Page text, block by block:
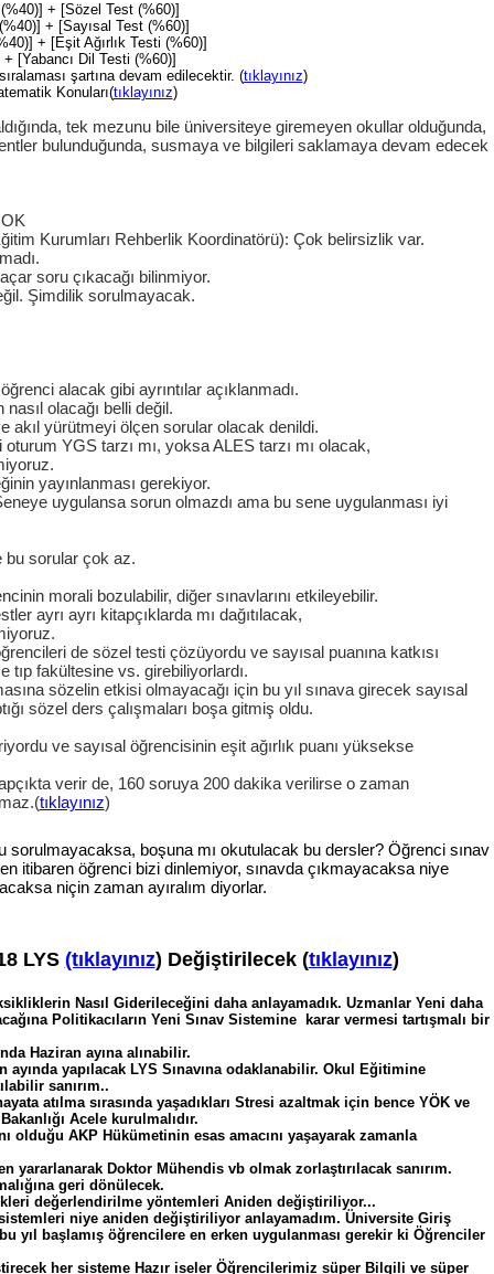
+ [Sözel Test (%60)]
+ [Sayısal Test (%60)]
+ [Eşit Ağırlık Testi (%60)]
[Yabancı Dil Testi (%60)]
şartına devam edilecektir. (tıklayınız)
Konuları(tıklayınız)
tek mezunu bile üniversiteye giremeyen okullar olduğunda,
bulunduğunda, susmaya ve bilgileri saklamaya devam edecek
Kurumları Rehberlik Koordinatörü): Çok belirsizlik var.
soru çıkacağı bilinmiyor.
Şimdilik sorulmayacak.
alacak gibi ayrıntılar açıklanmadı.
olacağı belli değil.
akıl yürütmeyi ölçen sorular olacak denildi.
oturum YGS tarzı mı, yoksa ALES tarzı mı olacak,
yayınlanması gerekiyor.
uygulansa sorun olmazdı ama bu sene uygulanması iyi
bu sorular çok az.
morali bozulabilir, diğer sınavlarını etkileyebilir.
ayrı ayrı kitapçıklarda mı dağıtılacak,
de sözel testi çözüyordu ve sayısal puanına katkısı
tıp fakültesine vs. girebiliyorlardı.
sözelin etkisi olmayacağı için bu yıl sınava girecek sayısal
sözel ders çalışmaları boşa gitmiş oldu.
ve sayısal öğrencisinin eşit ağırlık puanı yüksekse
verir de, 160 soruya 200 dakika verilirse o zaman
tıklayınız)
sorulmayacaksa, boşuna mı okutulacak bu dersler? Öğrenci sınav
itibaren öğrenci bizi dinlemiyor, sınavda çıkmayacaksa niye
niçin zaman ayıralım diyorlar.
LYS (tıklayınız) Değiştirilecek (tıklayınız)
Nasıl Giderileceğini daha anlayamadık. Uzmanlar Yeni daha
Politikacıların Yeni Sınav Sistemine karar vermesi tartışmalı bir
Haziran ayına alınabilir.
ayında yapılacak LYS Sınavına odaklanabilir. Okul Eğitimine
sanırım..
atılma sırasında yaşadıkları Stresi azaltmak için bence YÖK ve
Acele kurulmalıdır.
olduğu AKP Hükümetinin esas amacını yaşayarak zamanla
yararlanarak Doktor Mühendis vb olmak zorlaştırılacak sanırım.
geri dönülecek.
değerlendirilme yöntemleri Aniden değiştiriliyor...
sistemleri niye aniden değiştiriliyor anlayamadım. Üniversite Giriş
yıl başlamış öğrencilere en erken uygulanması gerekir ki Öğrenciler
her sisteme Hazır iseler Öğrencilerimiz süper Bilgili ve süper